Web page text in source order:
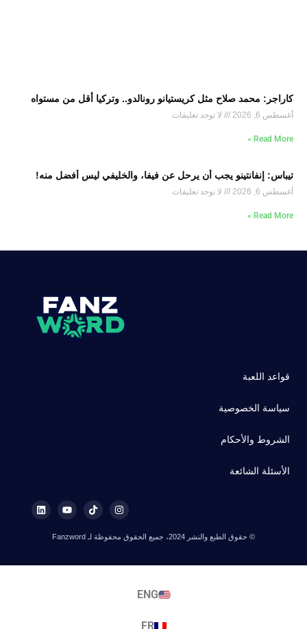
كاراجر: محمد صلاح مثل كريستيانو رونالدو.. وتركيا أقل من مستواه
أغسطس 6, 2026 لا توجد تعليقات
Read More »
تيباس: إنفانتينو يجب أن يرحل عن فيفا، والخليفي ليس أفضل منه!
أغسطس 6, 2026 لا توجد تعليقات
Read More »
قواعد اللعبة
سياسة الخصوصية
الشروط والأحكام
الأسئلة الشائعة
© حقوق الطبع والنشر 2024، جميع الحقوق محفوظة لـ Fanzword
ENG
FR